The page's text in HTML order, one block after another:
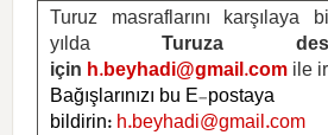
Turuz masraflarını karşılaya
yılda
Turuza
için h.beyhadi@gmail.com ile
Bağışlarınızı bu E-postaya
bildirin: h.beyhadi@gmail.com